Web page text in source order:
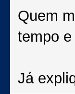
Quem
tempo
Já